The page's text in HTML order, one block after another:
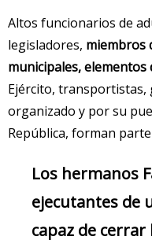
Altos funcionarios de
legisladores, miembros
municipales, elementos
Ejército, transportistas,
organizado y por su
República, forman
Los hermanos
ejecutantes de
capaz de cerrar